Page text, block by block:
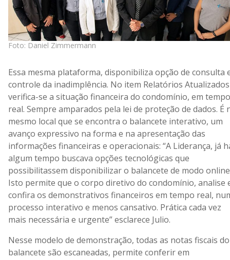
Foto: Daniel Zimmermann
Essa mesma plataforma, disponibiliza opção de consulta
controle da inadimplência. No item Relatórios Atualizados
verifica-se a situação financeira do condomínio, em tempo
real. Sempre amparados pela lei de proteção de dados. É
mesmo local que se encontra o balancete interativo, um
avanço expressivo na forma e na apresentação das
informações financeiras e operacionais: “A Liderança, já
algum tempo buscava opções tecnológicas que
possibilitassem disponibilizar o balancete de modo
Isto permite que o corpo diretivo do condomínio, analise
confira os demonstrativos financeiros em tempo real,
processo interativo e menos cansativo. Prática cada vez
mais necessária e urgente” esclarece Julio.
Nesse modelo de demonstração, todas as notas fiscais do
balancete são escaneadas, permite conferir em